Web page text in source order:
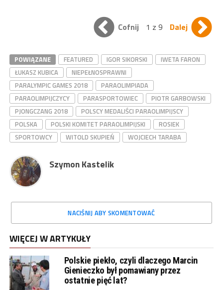
Cofnij 1 z 9 Dalej
POWIĄZANE FEATURED IGOR SIKORSKI
IWETA FARON
ŁUKASZ KUBICA
NIEPEŁNOSPRAWNI
PARALYMPIC GAMES 2018
PARAOLIMPIADA
PARAOLIMPIJCZYCY
PARASPORTOWIEC
PIOTR GARBOWSKI
PJONGCZANG 2018
POLSCY MEDALIŚCI PARAOLIMPIJSCY
POLSKA
POLSKI KOMITET PARAOLIMPIJSKI
ROSIEK
SPORTOWCY
WITOLD SKUPIEŃ WOJCIECH TARABA
Szymon Kastelik
NACIŚNIJ ABY SKOMENTOWAĆ
WIĘCEJ W ARTYKUŁY
Polskie piekło, czyli dlaczego Marcin
Gienieczko był pomawiany przez
ostatnie pięć lat?